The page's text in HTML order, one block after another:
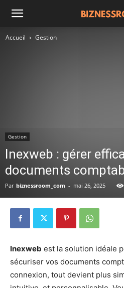
Accueil Gestion
Gestion
Inexweb : gérer
documents
Par biznessroom_com - mai 26, 2025
Inexweb est la solution idéale
sécuriser vos documents
connexion, tout devient plus